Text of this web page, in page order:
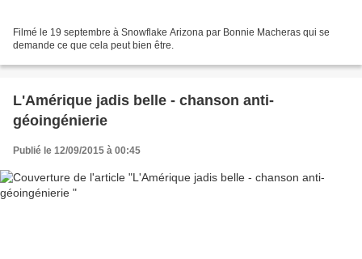
Filmé le 19 septembre à Snowflake Arizona par Bonnie Macheras qui se
demande ce que cela peut bien être.
L'Amérique jadis belle - chanson anti-
géoingénierie
Publié le 12/09/2015 à 00:45